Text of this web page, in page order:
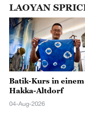
LAOYAN
Batik-Kurs in einem
Hakka-Altdorf
04-Aug-2026